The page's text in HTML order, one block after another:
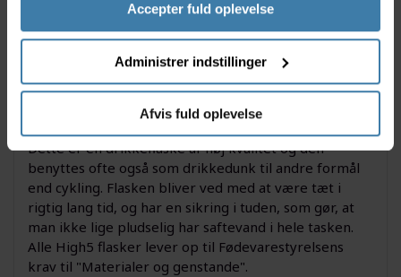
Accepter fuld oplevelse
Administrer indstillinger
Afvis fuld oplevelse
Farve: gennemsigtig
Diameteren på flasken er 7,5 cm.
Flaskens højde er 24 cm.
Bisphenol A
Bidetud
Dette er en drikkeflaske af høj kvalitet og den
benyttes ofte også som drikkedunk til andre formål
end cykling. Flasken bliver ved med at være tæt i
rigtig lang tid, og har en sikring i tuden, som gør, at
man ikke lige pludselig har saftevand i hele tasken.
Alle High5 flasker lever op til Fødevarestyrelsens
krav til "Materialer og genstande".